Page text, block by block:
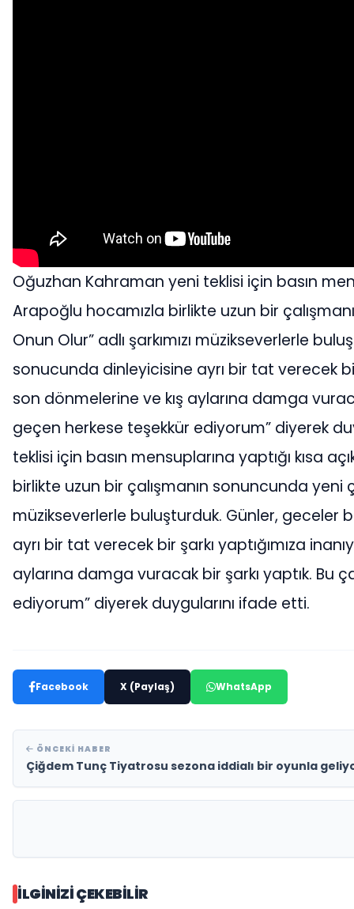
Oğuzhan Kahraman yeni teklisi için basın
Arapoğlu hocamızla birlikte uzun bir
Onun Olur” adlı şarkımızı müzikseverlerle
sonucunda dinleyicisine ayrı bir tat verecek bir
son dönmelerine ve kış aylarına damga
geçen herkese teşekkür ediyorum” diyerek
teklisi için basın mensuplarına yaptığı kısa
birlikte uzun bir çalışmanın sonuncunda yeni
müzikseverlerle buluşturduk. Günler, geceler
ayrı bir tat verecek bir şarkı yaptığımıza
aylarına damga vuracak bir şarkı yaptık. Bu
ediyorum” diyerek duygularını ifade etti.
Facebook X (Paylaş) WhatsApp
ÖNCEKI HABER
Çiğdem Tunç Tiyatrosu sezona iddialı bir oyunla
İLGINIZI ÇEKEBILIR